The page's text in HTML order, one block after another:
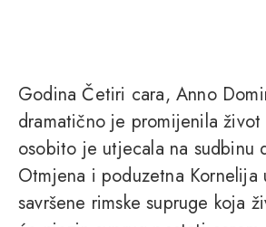
Godina Četiri cara, Anno
dramatično je promijenila život
osobito je utjecala na sudbinu
Otmjena i poduzetna
savršene rimske supruge koja